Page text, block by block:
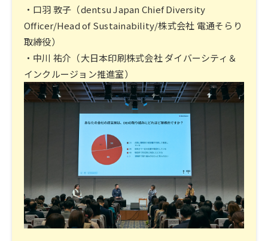
・口羽 敦子（dentsu Japan Chief Diversity
Officer/Head of Sustainability/株式会社 電通そらり
取締役）
・中川 祐介（大日本印刷株式会社 ダイバーシティ＆
インクルージョン推進室）